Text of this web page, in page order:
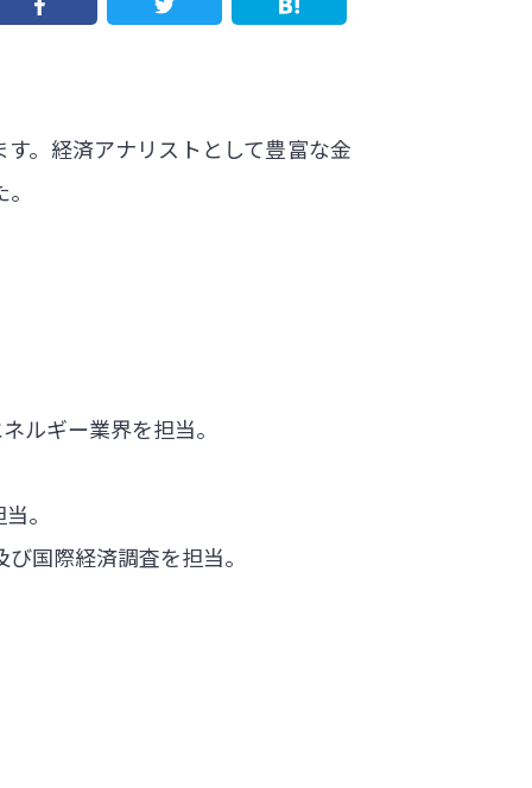
。経済アナリストとして豊富な金
ルギー業界を担当。
。
国際経済調査を担当。